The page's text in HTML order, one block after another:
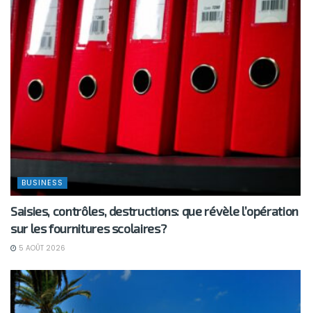
BUSINESS
Saisies, contrôles, destructions: que révèle l’opération
sur les fournitures scolaires?
5 AOÛT 2026